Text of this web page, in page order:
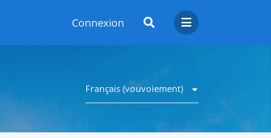
Connexion
Français (vouvoiement)